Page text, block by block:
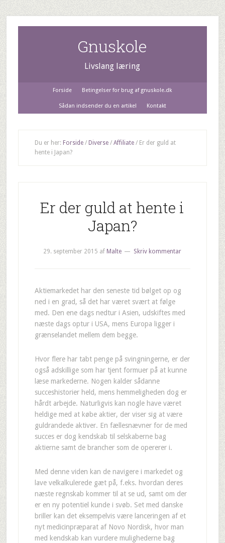
Gnuskole
Livslang læring
Forside Betingelser for brug af gnuskole.dk
Sådan indsender du en artikel Kontakt
Du er her: Forside / Diverse / Affiliate /Er der guld at
hente i Japan?
Er der guld at hente i
Japan?
29. september 2015 af Malte Skriv kommentar
Aktiemarkedet har den seneste tid bølget op og
ned i en grad, så det har været svært at følge
med. Den ene dags nedtur i Asien, udskiftes med
næste dags optur i USA, mens Europa ligger i
grænselandet mellem dem begge.
Hvor flere har tabt penge på svingningerne, er der
også adskillige som har tjent formuer på at kunne
læse markederne. Nogen kalder sådanne
succeshistorier held, mens hemmeligheden dog er
hårdt arbejde. Naturligvis kan nogle have været
heldige med at købe aktier, der viser sig at være
guldrandede aktiver. En fællesnævner for de med
succes er dog kendskab til selskaberne bag
aktierne samt de brancher som de opererer i.
Med denne viden kan de navigere i markedet og
lave velkalkulerede gæt på, f.eks. hvordan deres
næste regnskab kommer til at se ud, samt om der
er en ny potentiel kunde i svøb. Set med danske
briller kan det eksempelvis være lanceringen af et
nyt medicinpræparat af Novo Nordisk, hvor man
med kendskab kan vurdere mulighederne bag